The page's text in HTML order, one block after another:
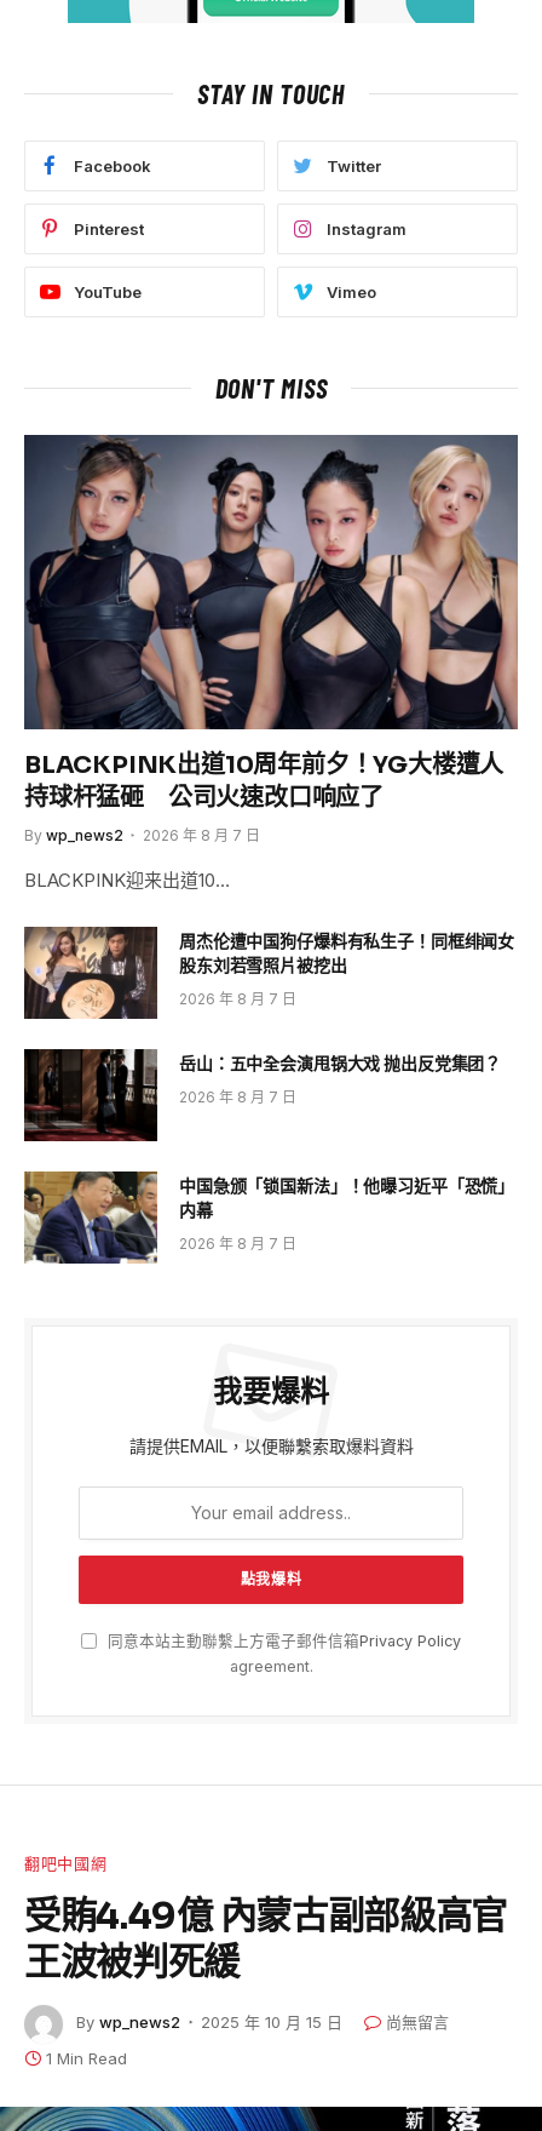
STAY IN TOUCH
Facebook Twitter
Pinterest Instagram
YouTube Vimeo
DON'T MISS
BLACKPINK出道10周年前夕！YG大楼遭人
持球杆猛砸 公司火速改口响应了
By wp_news2 2026 年 8 月 7 日
BLACKPINK迎来出道10…
周杰伦遭中国狗仔爆料有私生子！同框绯闻女
股东刘若雪照片被挖出
2026 年 8 月 7 日
岳山：五中全会演甩锅大戏 抛出反党集团？
2026 年 8 月 7 日
中国急颁「锁国新法」！他曝习近平「恐慌」
内幕
2026 年 8 月 7 日
我要爆料
請提供EMAIL，以便聯繫索取爆料資料
同意本站主動聯繫上方電子郵件信箱Privacy Policy
agreement.
翻吧中國網
受賄4.49億 內蒙古副部級高官
王波被判死緩
By wp_news2 2025 年 10 月 15 日
尚無留言
1 Min Read